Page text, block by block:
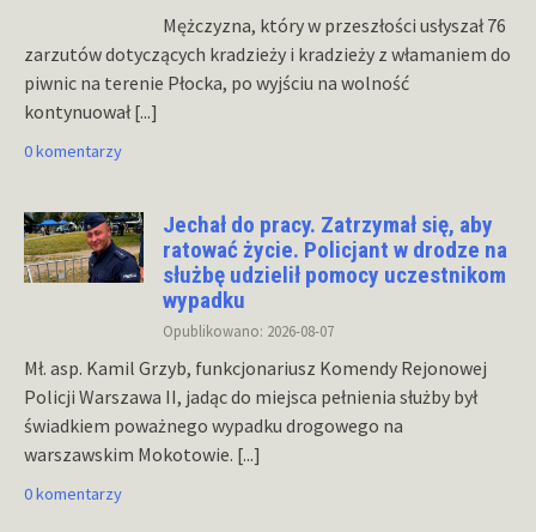
Mężczyzna, który w przeszłości usłyszał 76
zarzutów dotyczących kradzieży i kradzieży z włamaniem do
piwnic na terenie Płocka, po wyjściu na wolność
kontynuował[...]
0 komentarzy
Jechał do pracy. Zatrzymał się, aby
ratować życie. Policjant w drodze na
służbę udzielił pomocy uczestnikom
wypadku
Opublikowano: 2026-08-07
Mł. asp. Kamil Grzyb, funkcjonariusz Komendy Rejonowej
Policji Warszawa II, jadąc do miejsca pełnienia służby był
świadkiem poważnego wypadku drogowego na
warszawskim Mokotowie. [...]
0 komentarzy